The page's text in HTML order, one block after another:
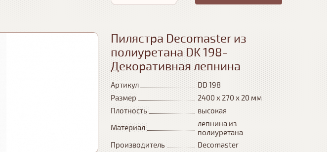
Пилястра Decomaster из
полиуретана DK 198-
Декоративная лепнина
Артикул
DD 198
Размер
2400 х 270 х 20 мм
Плотность
высокая
Материал
лепнина из
полиуретана
Производитель
Decomaster